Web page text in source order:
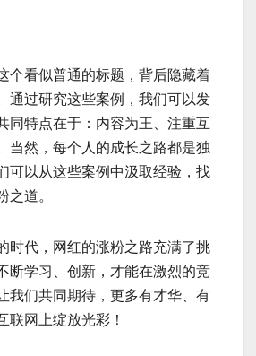
个看似普通的标题，背后隐藏着
通过研究这些案例，我们可以发
同特点在于：内容为王、注重互
当然，每个人的成长之路都是独
可以从这些案例中汲取经验，找
之道。
时代，网红的涨粉之路充满了挑
断学习、创新，才能在激烈的竞
我们共同期待，更多有才华、有
联网上绽放光彩！